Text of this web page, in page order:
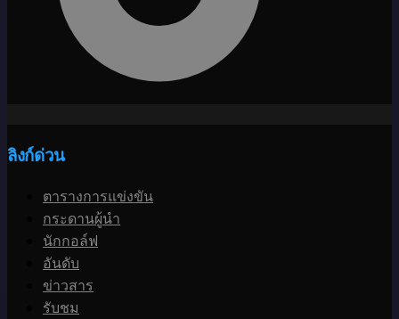
ลิงก์ด่วน
ตารางการแข่งขัน
กระดานผู้นำ
นักกอล์ฟ
อันดับ
ข่าวสาร
รับชม